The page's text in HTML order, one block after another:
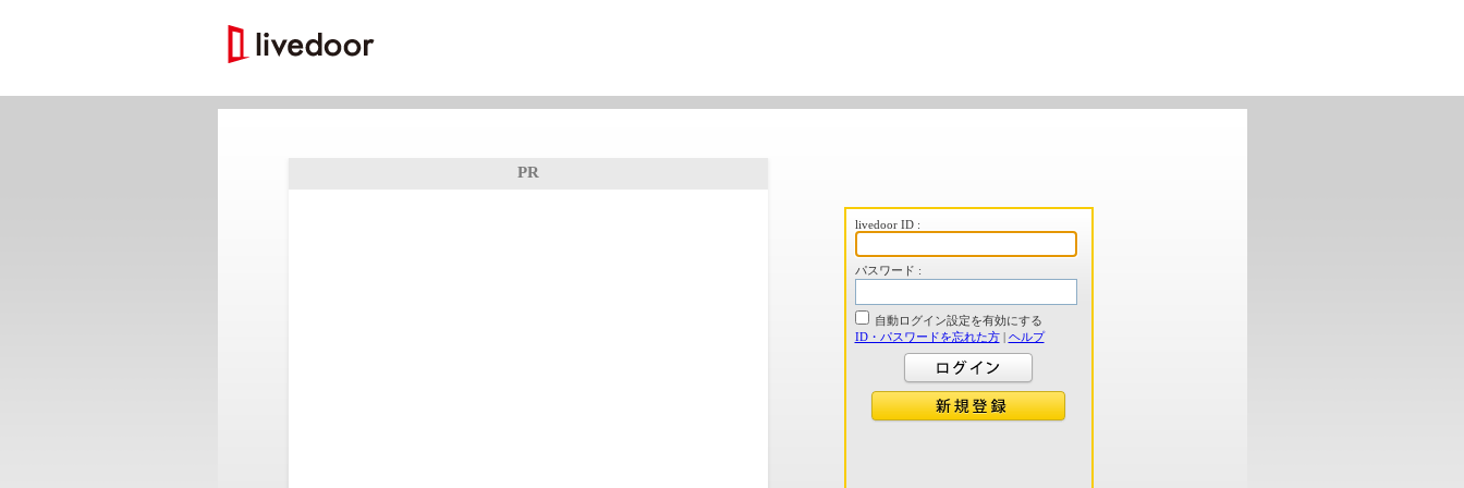
PR
livedoor ID :
パスワード :
自動ログイン設定を有効にする
ID・パスワードを忘れた方| ヘルプ